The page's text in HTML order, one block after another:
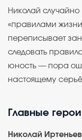
Николай
«правилами
переписывает
следовать
юность — пора
настоящему
Главные герои
Николай Иртеньев